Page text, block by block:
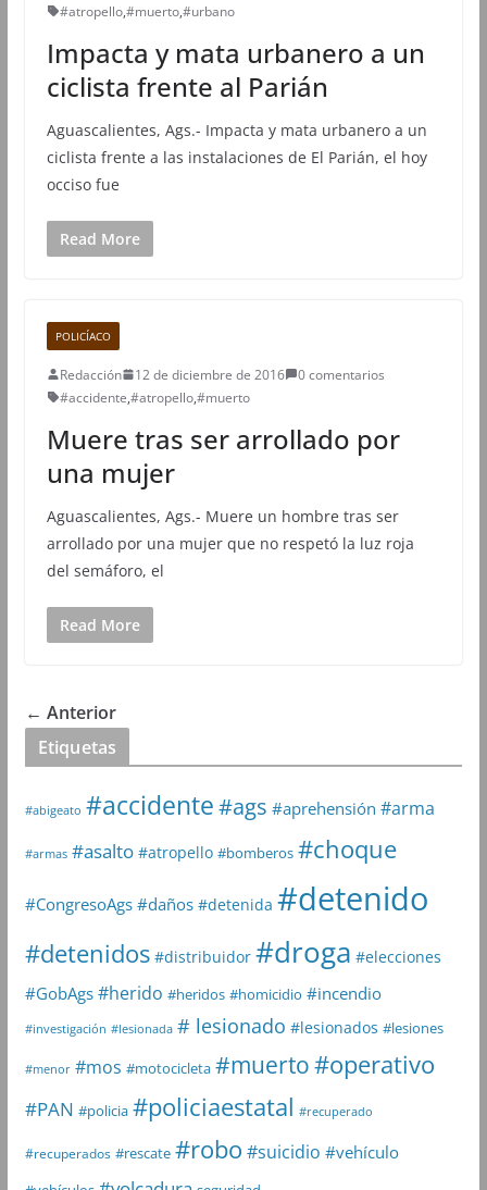
#atropello,#muerto,#urbano
Impacta y mata urbanero a un
ciclista frente al Parián
​Aguascalientes, Ags.- Impacta y mata urbanero a un
ciclista frente a las instalaciones de El Parián, el hoy
occiso fue
Read More
POLICÍACO
Redacción 12 de diciembre de 2016
0 comentarios
#accidente,#atropello,#muerto
Muere tras ser arrollado por
una mujer
​Aguascalientes, Ags.- Muere un hombre tras ser
arrollado por una mujer que no respetó la luz roja
del semáforo, el
Read More
← Anterior
Etiquetas
#abigeato #accidente#ags #aprehensión #arma
#armas #asalto #atropello #bomberos #choque
#CongresoAgs #daños #detenida #detenido
#detenidos #distribuidor #droga #elecciones
#GobAgs #herido #heridos #homicidio #incendio
#investigación #lesionada # lesionado #lesionados #lesiones
#menor #mos #motocicleta #muerto#operativo
#PAN #policia #policiaestatal #recuperado
#recuperados #rescate #robo #suicidio #vehículo